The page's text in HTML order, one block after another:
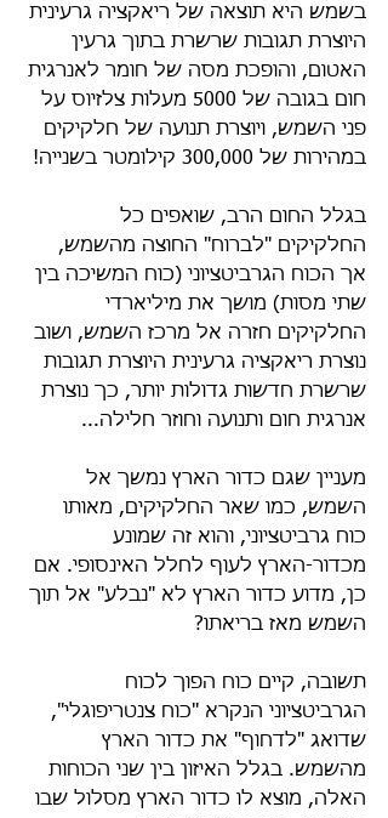
בשמש היא תוצאה של ריאקציה גרעינית
היוצרת תגובות שרשרת בתוך גרעין
האטום, והופכת מסה של חומר לאנרגית
חום בגובה של 5000 מעלות צלזיוס על
פני השמש, ויוצרת תנועה של חלקיקים
במהירות של 300,000 קילומטר בשנייה!
בגלל החום הרב, שואפים כל
החלקיקים "לברוח" החוצה מהשמש,
אך הכוח הגרביטציוני (כוח המשיכה בין
שתי מסות) מושך את מיליארדי
החלקיקים חזרה אל מרכז השמש, ושוב
נוצרת ריאקציה גרעינית היוצרת תגובות
שרשרת חדשות גדולות יותר, כך נוצרת
אנרגית חום ותנועה וחוזר חלילה...
מעניין שגם כדור הארץ נמשך אל
השמש, כמו שאר החלקיקים, מאותו
כוח גרביטציוני, והוא זה שמונע
מכדור-הארץ לעוף לחלל האינסופי. אם
כן, מדוע כדור הארץ לא "נבלע" אל תוך
השמש מאז בריאתו?
תשובה, קיים כוח הפוך לכוח
הגרביטציוני הנקרא "כוח צנטריפוגלי",
שדואג "לדחוף" את כדור הארץ
מהשמש. בגלל האיזון בין שני הכוחות
האלה, מוצא לו כדור הארץ מסלול שבו